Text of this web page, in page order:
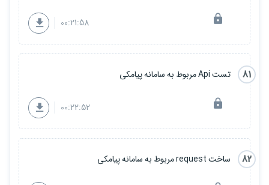
00:21:58
81 تست Api مربوط به سامانه پیامکی
00:22:52
82 ساخت request مربوط به سامانه پیامکی